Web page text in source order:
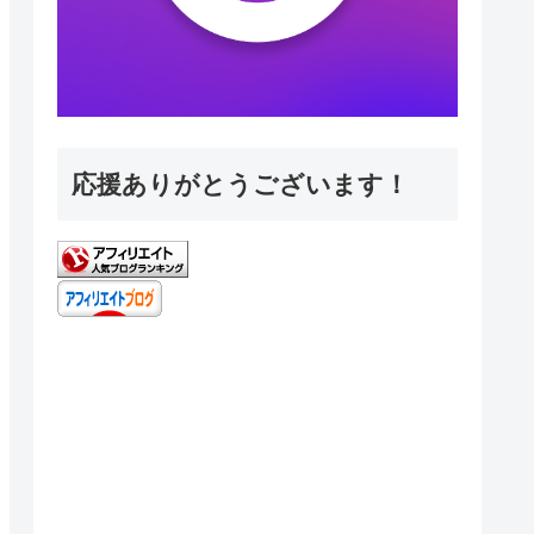
応援ありがとうございます！